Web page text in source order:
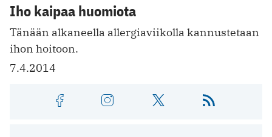
Iho kaipaa huomiota
Tänään alkaneella allergiaviikolla kannustetaan
ihon hoitoon.
7.4.2014